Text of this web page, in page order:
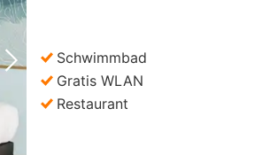
Nächstes Bild
Schwimmbad
Gratis WLAN
Restaurant